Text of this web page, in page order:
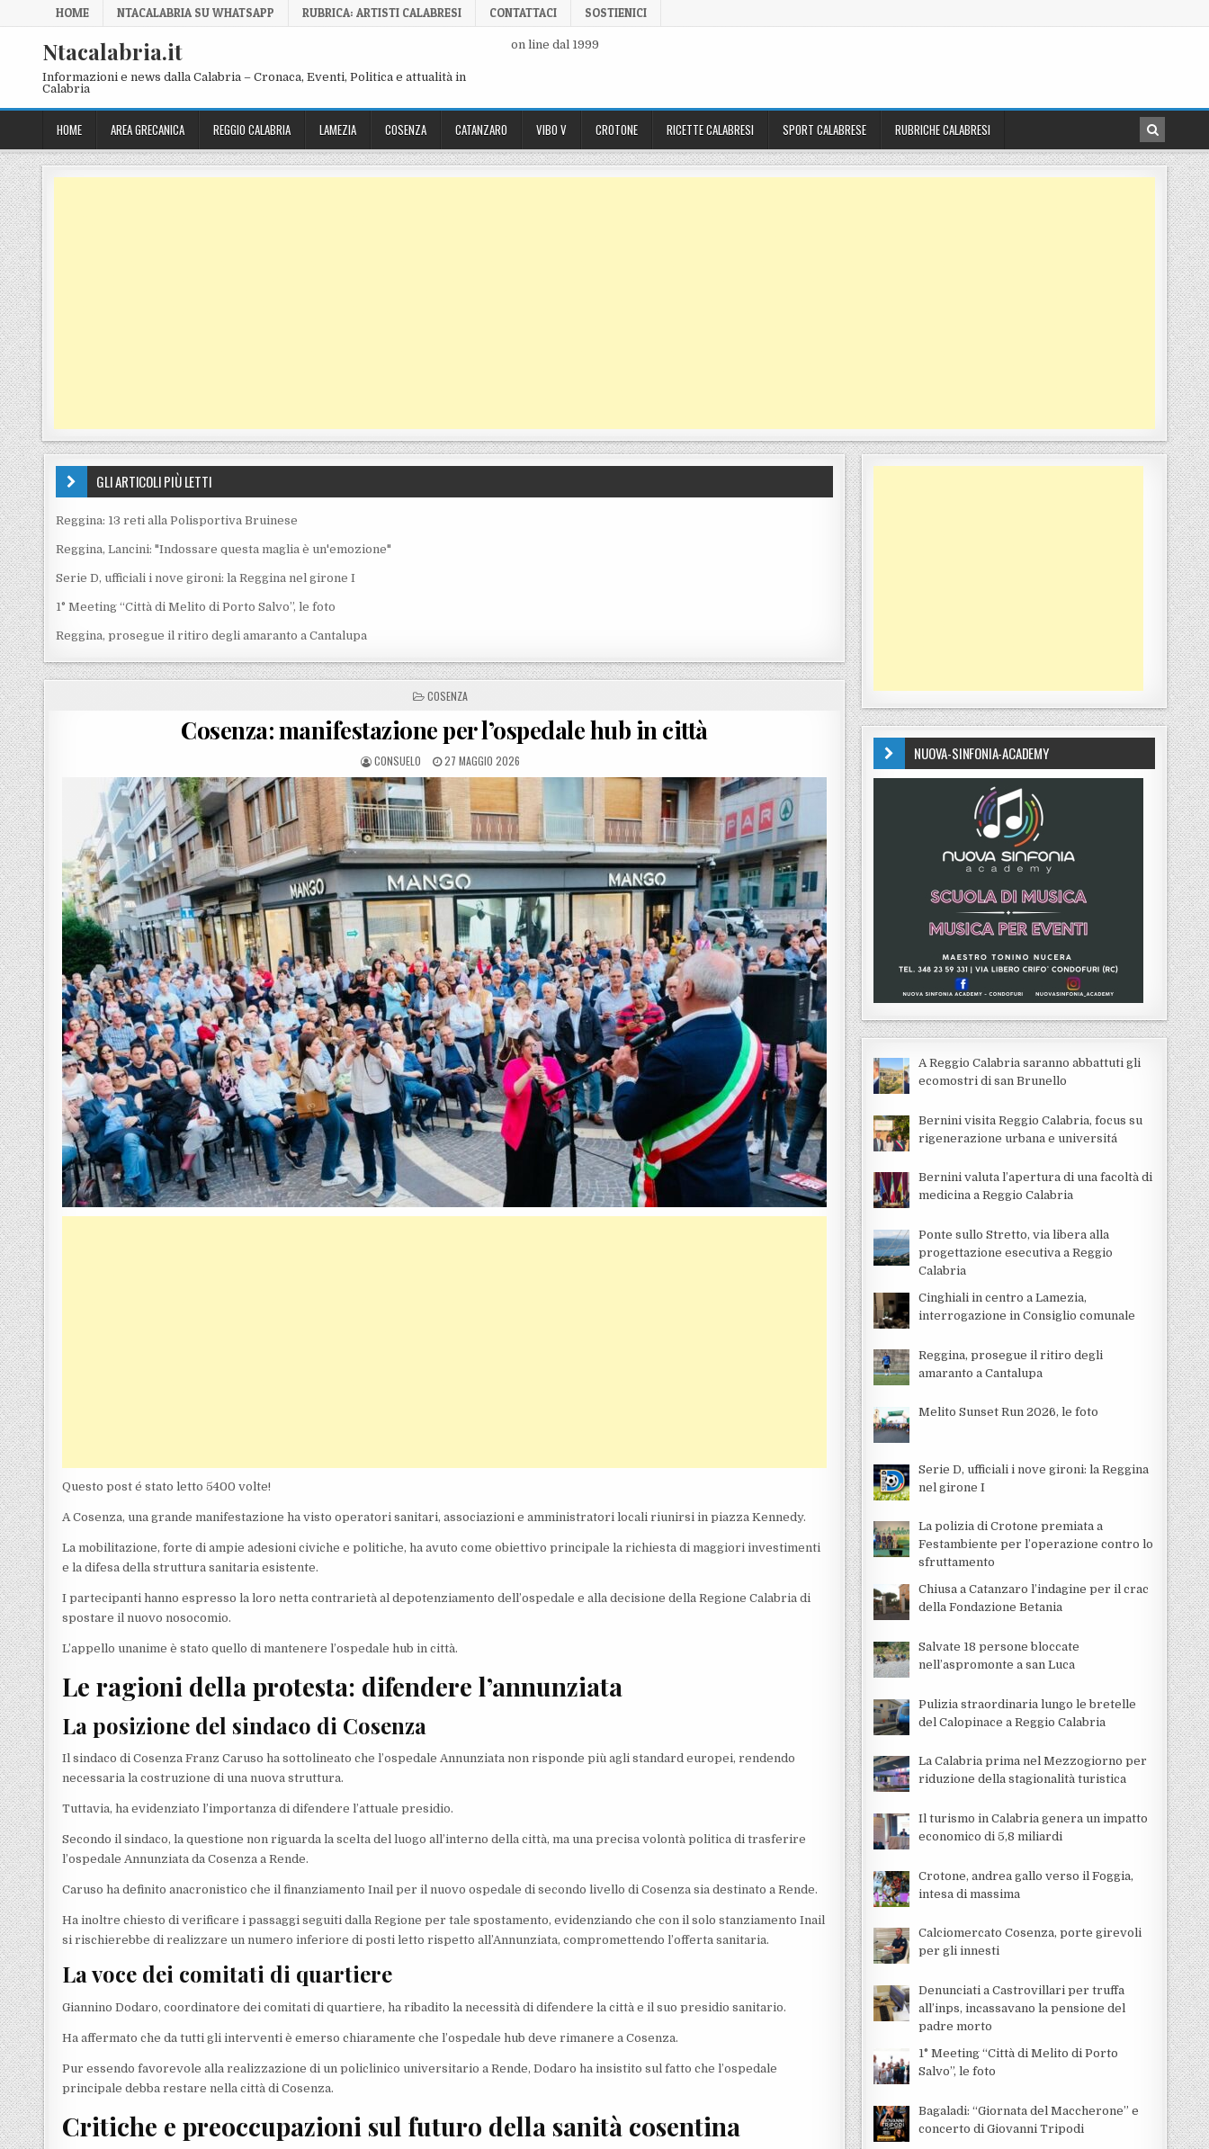
Skip to content
HOME NTACALABRIA SU WHATSAPP RUBRICA: ARTISTI CALABRESI CONTATTACI SOSTIENICI
Ntacalabria.it
Informazioni e news dalla Calabria – Cronaca, Eventi, Politica e attualità in
Calabria
on line dal 1999
HOME AREA GRECANICA REGGIO CALABRIA LAMEZIA COSENZA CATANZARO VIBO V CROTONE RICETTE CALABRESI SPORT CALABRESE RUBRICHE CALABRESI
GLI ARTICOLI PIÙ LETTI
Reggina: 13 reti alla Polisportiva Bruinese
Reggina, Lancini: "Indossare questa maglia è un'emozione"
Serie D, ufficiali i nove gironi: la Reggina nel girone I
1° Meeting “Città di Melito di Porto Salvo”, le foto
Reggina, prosegue il ritiro degli amaranto a Cantalupa
POSTED IN
COSENZA
Cosenza: manifestazione per l’ospedale hub in città
POSTED BY
CONSUELO POSTED ON
27 MAGGIO 2026
Questo post é stato letto 5400 volte!
A Cosenza, una grande manifestazione ha visto operatori sanitari, associazioni e amministratori locali riunirsi in piazza Kennedy.
La mobilitazione, forte di ampie adesioni civiche e politiche, ha avuto come obiettivo principale la richiesta di maggiori investimenti
e la difesa della struttura sanitaria esistente.
I partecipanti hanno espresso la loro netta contrarietà al depotenziamento dell’ospedale e alla decisione della Regione Calabria di
spostare il nuovo nosocomio.
L’appello unanime è stato quello di mantenere l’ospedale hub in città.
Le ragioni della protesta: difendere l’annunziata
La posizione del sindaco di Cosenza
Il sindaco di Cosenza Franz Caruso ha sottolineato che l’ospedale Annunziata non risponde più agli standard europei, rendendo
necessaria la costruzione di una nuova struttura.
Tuttavia, ha evidenziato l’importanza di difendere l’attuale presidio.
Secondo il sindaco, la questione non riguarda la scelta del luogo all’interno della città, ma una precisa volontà politica di trasferire
l’ospedale Annunziata da Cosenza a Rende.
Caruso ha definito anacronistico che il finanziamento Inail per il nuovo ospedale di secondo livello di Cosenza sia destinato a Rende.
Ha inoltre chiesto di verificare i passaggi seguiti dalla Regione per tale spostamento, evidenziando che con il solo stanziamento Inail
si rischierebbe di realizzare un numero inferiore di posti letto rispetto all’Annunziata, compromettendo l’offerta sanitaria.
La voce dei comitati di quartiere
Giannino Dodaro, coordinatore dei comitati di quartiere, ha ribadito la necessità di difendere la città e il suo presidio sanitario.
Ha affermato che da tutti gli interventi è emerso chiaramente che l’ospedale hub deve rimanere a Cosenza.
Pur essendo favorevole alla realizzazione di un policlinico universitario a Rende, Dodaro ha insistito sul fatto che l’ospedale
principale debba restare nella città di Cosenza.
Critiche e preoccupazioni sul futuro della sanità cosentina
NUOVA-SINFONIA-ACADEMY
A Reggio Calabria saranno abbattuti gli
ecomostri di san Brunello
Bernini visita Reggio Calabria, focus su
rigenerazione urbana e universitá
Bernini valuta l’apertura di una facoltà di
medicina a Reggio Calabria
Ponte sullo Stretto, via libera alla
progettazione esecutiva a Reggio
Calabria
Cinghiali in centro a Lamezia,
interrogazione in Consiglio comunale
Reggina, prosegue il ritiro degli
amaranto a Cantalupa
Melito Sunset Run 2026, le foto
Serie D, ufficiali i nove gironi: la Reggina
nel girone I
La polizia di Crotone premiata a
Festambiente per l’operazione contro lo
sfruttamento
Chiusa a Catanzaro l’indagine per il crac
della Fondazione Betania
Salvate 18 persone bloccate
nell’aspromonte a san Luca
Pulizia straordinaria lungo le bretelle
del Calopinace a Reggio Calabria
La Calabria prima nel Mezzogiorno per
riduzione della stagionalità turistica
Il turismo in Calabria genera un impatto
economico di 5,8 miliardi
Crotone, andrea gallo verso il Foggia,
intesa di massima
Calciomercato Cosenza, porte girevoli
per gli innesti
Denunciati a Castrovillari per truffa
all’inps, incassavano la pensione del
padre morto
1° Meeting “Città di Melito di Porto
Salvo”, le foto
Bagaladi: “Giornata del Maccherone” e
concerto di Giovanni Tripodi